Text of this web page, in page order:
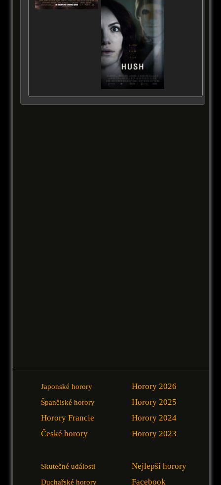
Japonské horory
Španělské horory
Horory Francie
České horory
Horory 2026
Horory 2025
Horory 2024
Horory 2023
Skutečné události
Duchařské horory
Nejlepší horory
Facebook